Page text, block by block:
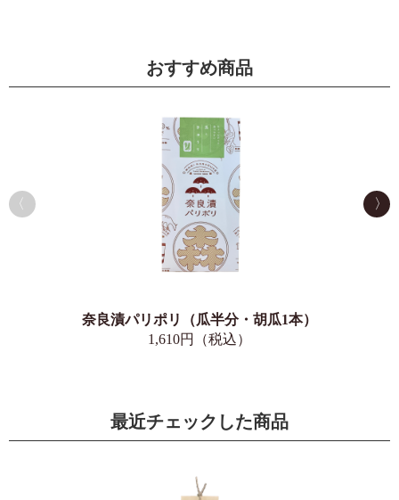
おすすめ商品
奈良漬パリポリ（瓜半分・胡瓜1本）
1,610円（税込）
最近チェックした商品